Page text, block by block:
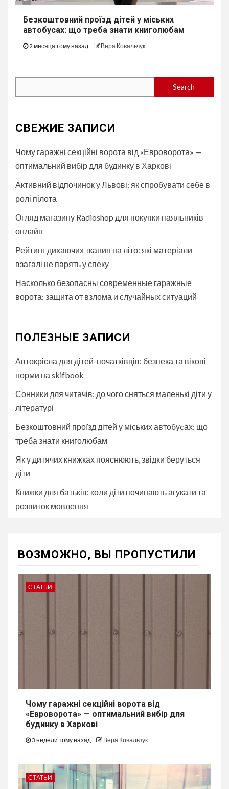
Безкоштовний проїзд дітей у міських
автобуcах: що треба знати книголюбам
2 месяца тому назад Вера Ковальчук
Search
СВЕЖИЕ ЗАПИСИ
Чому гаражні секційні ворота від «Евроворота» —
оптимальний вибір для будинку в Харкові
Активний відпочинок у Львові: як спробувати себе в
ролі пілота
Огляд магазину Radioshop для покупки паяльників
онлайн
Рейтинг дихаючих тканин на літо: які матеріали
взагалі не парять у спеку
Насколько безопасны современные гаражные
ворота: защита от взлома и случайных ситуаций
ПОЛЕЗНЫЕ ЗАПИСИ
Автокрісла для дітей-початківців: безпека та вікові
норми на skifbook
Сонники для читачів: до чого сняться маленькі діти у
літературі
Безкоштовний проїзд дітей у міських автобуcах: що
треба знати книголюбам
Як у дитячих книжках пояснюють, звідки беруться
діти
Книжки для батьків: коли діти починають агукати та
розвиток мовлення
ВОЗМОЖНО, ВЫ ПРОПУСТИЛИ
СТАТЬИ
Чому гаражні секційні ворота від
«Евроворота» — оптимальний вибір для
будинку в Харкові
3 недели тому назад Вера Ковальчук
СТАТЬИ